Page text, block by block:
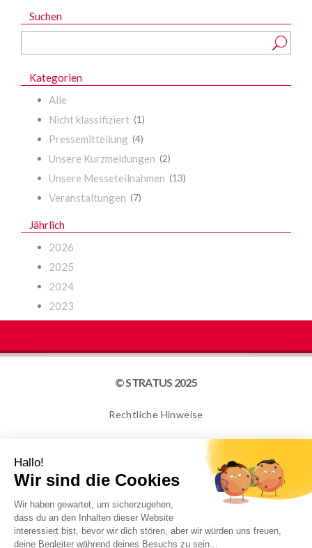
Suchen
Kategorien
Alle
Nicht klassifiziert (1)
Pressemitteilung (4)
Unsere Kurzmeldungen (2)
Unsere Messeteilnahmen (13)
Veranstaltungen (7)
Jährlich
2026
2025
2024
2023
© STRATUS 2025
Rechtliche Hinweise
Cookies
NEWSLETTER